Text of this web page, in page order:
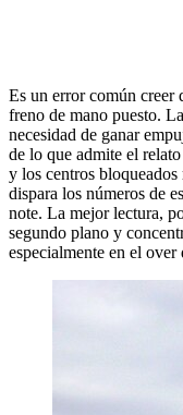
Es un error común creer
freno de mano puesto.
necesidad de ganar
de lo que admite el
y los centros
dispara los números de
note. La mejor lectura,
segundo plano y
especialmente en el